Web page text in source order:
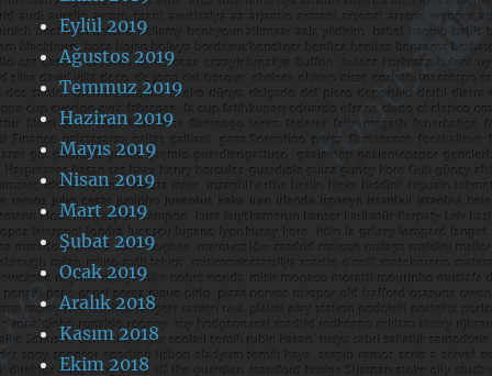
Eylül 2019
Ağustos 2019
Temmuz 2019
Haziran 2019
Mayıs 2019
Nisan 2019
Mart 2019
Şubat 2019
Ocak 2019
Aralık 2018
Kasım 2018
Ekim 2018